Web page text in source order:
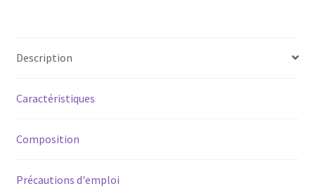
Description
Caractéristiques
Composition
Précautions d'emploi